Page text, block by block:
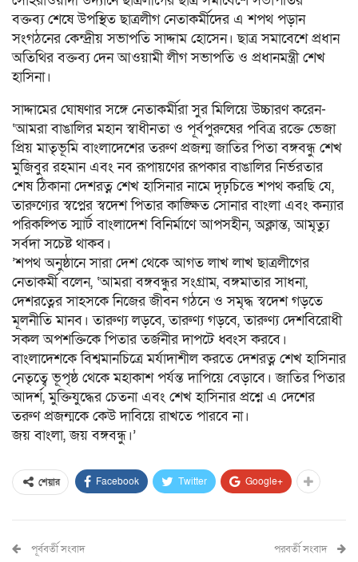
বক্তব্য শেষে উপস্থিত ছাত্রলীগ নেতাকর্মীদের এ শপথ পড়ান
সংগঠনের কেন্দ্রীয় সভাপতি সাদ্দাম হোসেন। ছাত্র সমাবেশে প্রধান
অতিথির বক্তব্য দেন আওয়ামী লীগ সভাপতি ও প্রধানমন্ত্রী শেখ
হাসিনা।
সাদ্দামের ঘোষণার সঙ্গে নেতাকর্মীরা সুর মিলিয়ে উচ্চারণ করেন-
‘আমরা বাঙালির মহান স্বাধীনতা ও পূর্বপুরুষের পবিত্র রক্তে ভেজা
প্রিয় মাতৃভূমি বাংলাদেশের তরুণ প্রজন্ম জাতির পিতা বঙ্গবন্ধু শেখ
মুজিবুর রহমান এবং নব রূপায়ণের রূপকার বাঙালির নির্ভরতার
শেষ ঠিকানা দেশরত্ন শেখ হাসিনার নামে দৃঢ়চিত্তে শপথ করছি যে,
তারুণ্যের স্বপ্নের স্বদেশ পিতার কাঙ্ক্ষিত সোনার বাংলা এবং কন্যার
পরিকল্পিত স্মার্ট বাংলাদেশ বিনির্মাণে আপসহীন, অক্লান্ত, আমৃত্যু
সর্বদা সচেষ্ট থাকব।
’শপথ অনুষ্ঠানে সারা দেশ থেকে আগত লাখ লাখ ছাত্রলীগের
নেতাকর্মী বলেন, ‘আমরা বঙ্গবন্ধুর সংগ্রাম, বঙ্গমাতার সাধনা,
দেশরত্নের সাহসকে নিজের জীবন গঠনে ও সমৃদ্ধ স্বদেশ গড়তে
মূলনীতি মানব। তারুণ্য লড়বে, তারুণ্য গড়বে, তারুণ্য দেশবিরোধী
সকল অপশক্তিকে পিতার তর্জনীর দাপটে ধ্বংস করবে।
বাংলাদেশকে বিশ্বমানচিত্রে মর্যাদাশীল করতে দেশরত্ন শেখ হাসিনার
নেতৃত্বে ভূপৃষ্ঠ থেকে মহাকাশ পর্যন্ত দাপিয়ে বেড়াবে। জাতির পিতার
আদর্শ, মুক্তিযুদ্ধের চেতনা এবং শেখ হাসিনার প্রশ্নে এ দেশের
তরুণ প্রজন্মকে কেউ দাবিয়ে রাখতে পারবে না।
জয় বাংলা, জয় বঙ্গবন্ধু।’
শেয়ার Facebook Twitter Google+
পূর্ববর্তী সংবাদ পরবর্তী সংবাদ